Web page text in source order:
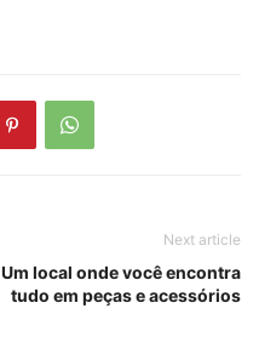
Next article
Um local onde você encontra
tudo em peças e acessórios